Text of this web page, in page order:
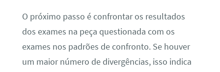
O próximo passo é confrontar os resultados
dos exames na peça questionada com os
exames nos padrões de confronto. Se houver
um maior número de divergências, isso indica